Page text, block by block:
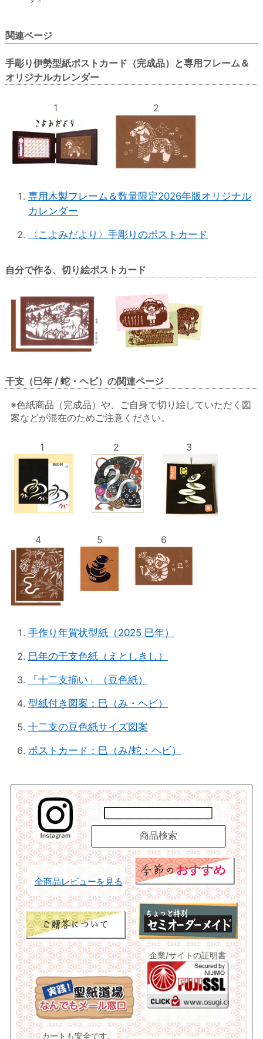
関連ページ
手彫り伊勢型紙ポストカード（完成品）と専用フレーム＆
オリジナルカレンダー
1 2
専用木製フレーム＆数量限定2026年版オリジナル
カレンダー
〈こよみだより〉手彫りのポストカード
自分で作る、切り絵ポストカード
干支（巳年 / 蛇・ヘビ）の関連ページ
※色紙商品（完成品）や、ご自身で切り絵していただく図
案などが混在のためご注意ください。
1 2 3
4 5 6
手作り年賀状型紙（2025 巳年）
巳年の干支色紙（えとしきし）
「十二支揃い」（豆色紙）
型紙付き図案：巳（み・ヘビ）
十二支の豆色紙サイズ図案
ポストカード：巳（み/蛇：ヘビ）
全商品レビューを見る
企業/サイトの証明書
カートも安全です。